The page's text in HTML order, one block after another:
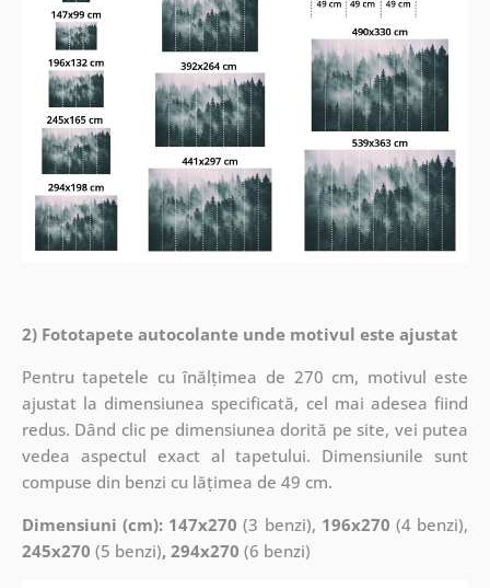
2) Fototapete autocolante unde motivul este ajustat
Pentru tapetele cu înălțimea de 270 cm, motivul este
ajustat la dimensiunea specificată, cel mai adesea fiind
redus. Dând clic pe dimensiunea dorită pe site, vei putea
vedea aspectul exact al tapetului. Dimensiunile sunt
compuse din benzi cu lățimea de 49 cm.
Dimensiuni (cm): 147x270 (3 benzi), 196x270 (4 benzi),
245x270 (5 benzi), 294x270 (6 benzi)